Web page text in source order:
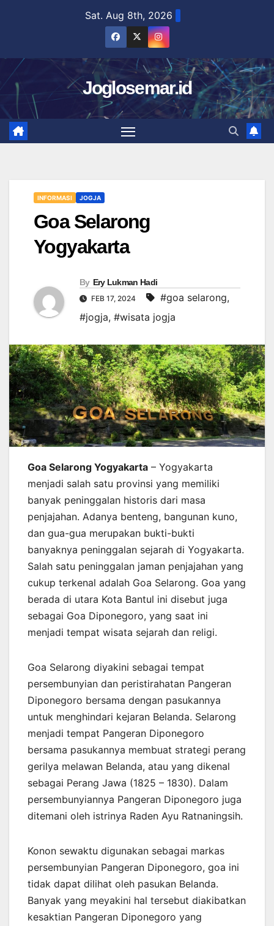
Sat. Aug 8th, 2026
Joglosemar.id
INFORMASI JOGJA
Goa Selarong
Yogyakarta
By Ery Lukman Hadi
FEB 17, 2024 #goa selarong,
#jogja, #wisata jogja
Goa Selarong Yogyakarta – Yogyakarta
menjadi salah satu provinsi yang memiliki
banyak peninggalan historis dari masa
penjajahan. Adanya benteng, bangunan kuno,
dan gua-gua merupakan bukti-bukti
banyaknya peninggalan sejarah di Yogyakarta.
Salah satu peninggalan jaman penjajahan yang
cukup terkenal adalah Goa Selarong. Goa yang
berada di utara Kota Bantul ini disebut juga
sebagai Goa Diponegoro, yang saat ini
menjadi tempat wisata sejarah dan religi.
Goa Selarong diyakini sebagai tempat
persembunyian dan peristirahatan Pangeran
Diponegoro bersama dengan pasukannya
untuk menghindari kejaran Belanda. Selarong
menjadi tempat Pangeran Diponegoro
bersama pasukannya membuat strategi perang
gerilya melawan Belanda, atau yang dikenal
sebagai Perang Jawa (1825 – 1830). Dalam
persembunyiannya Pangeran Diponegoro juga
ditemani oleh istrinya Raden Ayu Ratnaningsih.
Konon sewaktu digunakan sebagai markas
persembunyian Pangeran Diponegoro, goa ini
tidak dapat dilihat oleh pasukan Belanda.
Banyak yang meyakini hal tersebut diakibatkan
kesaktian Pangeran Diponegoro yang